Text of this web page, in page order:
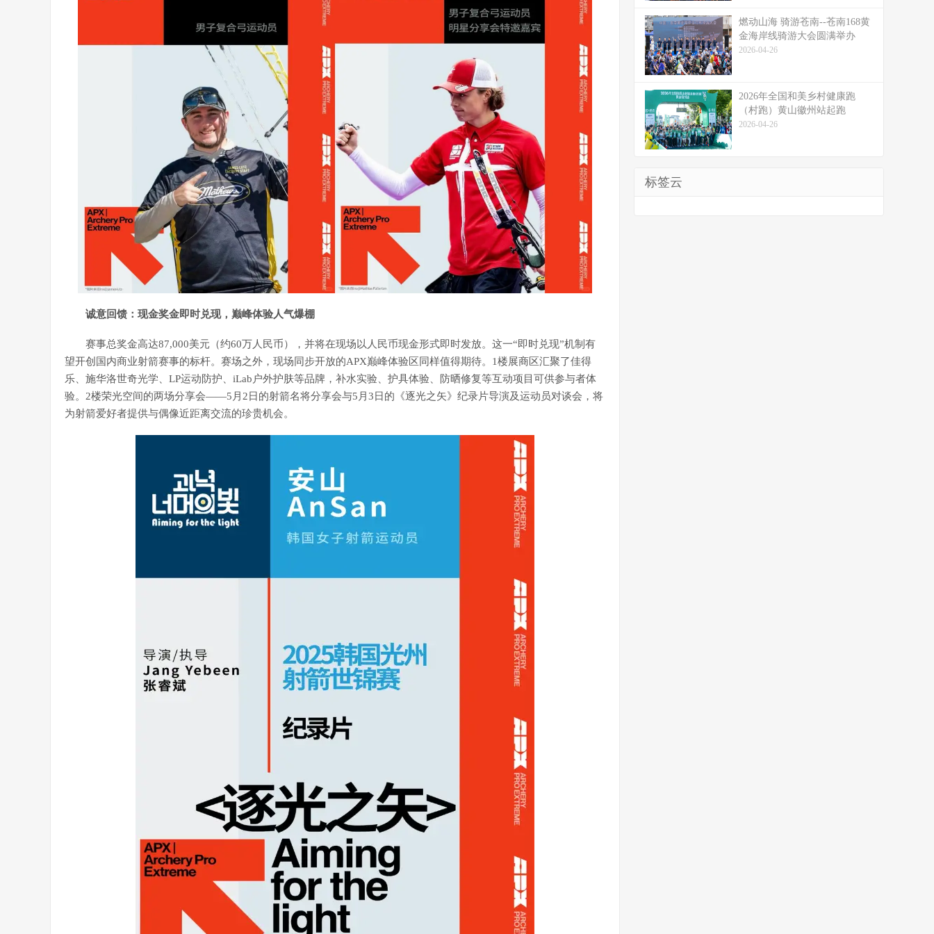
诚意回馈：现金奖金即时兑现，巅峰体验人气爆棚
赛事总奖金高达87,000美元（约60万人民币），并将在现场以人民币现金形式即时发放。这一“即时兑现”机制有
望开创国内商业射箭赛事的标杆。赛场之外，现场同步开放的APX巅峰体验区同样值得期待。1楼展商区汇聚了佳得
乐、施华洛世奇光学、LP运动防护、iLab户外护肤等品牌，补水实验、护具体验、防晒修复等互动项目可供参与者体
验。2楼荣光空间的两场分享会——5月2日的射箭名将分享会与5月3日的《逐光之矢》纪录片导演及运动员对谈会，将
为射箭爱好者提供与偶像近距离交流的珍贵机会。
燃动山海 骑游苍南--苍南168黄
金海岸线骑游大会圆满举办
2026-04-26
2026年全国和美乡村健康跑
（村跑）黄山徽州站起跑
2026-04-26
标签云